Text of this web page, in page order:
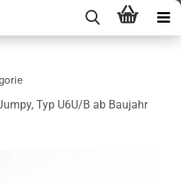
Typ U6U/B ab Baujahr